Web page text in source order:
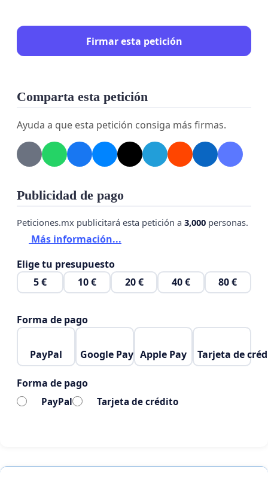
Firmar esta petición
Comparta esta petición
Ayuda a que esta petición consiga más firmas.
Publicidad de pago
Peticiones.mx publicitará esta petición a 3,000 personas.
Más información...
Elige tu presupuesto
5 €
10 € 20 € 40 € 80 €
Forma de pago
PayPal Google Pay Apple Pay Tarjeta de
Forma de pago
PayPal Tarjeta de crédito